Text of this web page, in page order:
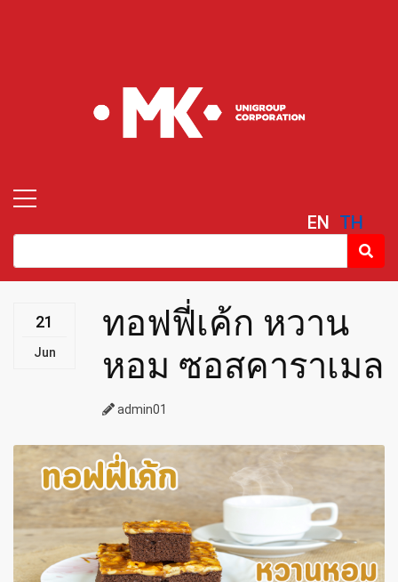
EN TH
21
Jun
ทอฟฟี่เค้ก หวาน
หอม ซอสคาราเมล
admin01